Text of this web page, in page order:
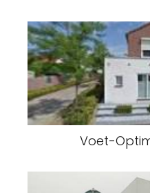
Voet-